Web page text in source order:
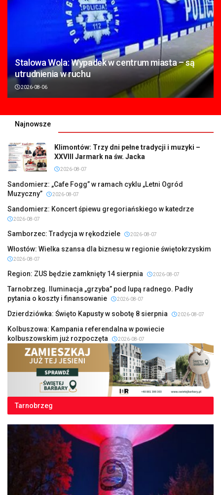
Stalowa Wola: Wypadek w centrum miasta – są
utrudnienia w ruchu
2026-08-06
Najnowsze
Klimontów: Trzy dni pełne tradycji i muzyki –
XXVIII Jarmark na św. Jacka
2026-08-07
Sandomierz: „Cafe Fogg” w ramach cyklu „Letni Ogród
Muzyczny”
2026-08-07
Sandomierz: Koncert śpiewu gregoriańskiego w katedrze
2026-08-07
Samborzec: Tradycja w rękodziele 2026-08-07
Włostów: Wielka szansa dla biznesu w regionie świętokrzyskim
2026-08-07
Region: ZUS będzie zamknięty 14 sierpnia 2026-08-07
Tarnobrzeg. Iluminacja „grzyba” pod lupą radnego. Padły
pytania o koszty i finansowanie
2026-08-07
Dzierdziówka: Święto Kapusty w sobotę 8 sierpnia 2026-08-07
Kolbuszowa: Kampania referendalna w powiecie
kolbuszowskim już rozpoczęta
2026-08-07
Tarnobrzeg